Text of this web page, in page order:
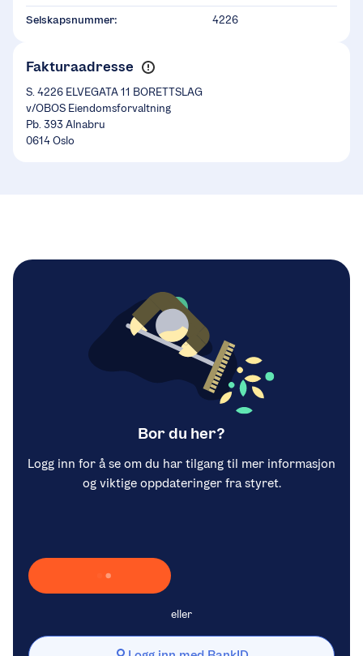
Selskapsnummer: 4226
Fakturaadresse
S. 4226 ELVEGATA 11 BORETTSLAG
v/OBOS Eiendomsforvaltning
Pb. 393 Alnabru
0614 Oslo
Bor du her?
Logg inn for å se om du har tilgang til mer informasjon
og viktige oppdateringer fra styret.
Laster inn Vipps …
eller